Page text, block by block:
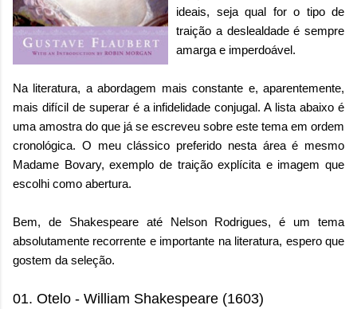
ideais, seja qual for o tipo de
traição a deslealdade é sempre
amarga e imperdoável.
Na literatura, a abordagem mais constante e, aparentemente,
mais difícil de superar é a infidelidade conjugal. A lista abaixo é
uma amostra do que já se escreveu sobre este tema em ordem
cronológica. O meu clássico preferido nesta área é mesmo
Madame Bovary, exemplo de traição explícita e imagem que
escolhi como abertura.
Bem, de Shakespeare até Nelson Rodrigues, é um tema
absolutamente recorrente e importante na literatura, espero que
gostem da seleção.
01. Otelo - William Shakespeare (1603)